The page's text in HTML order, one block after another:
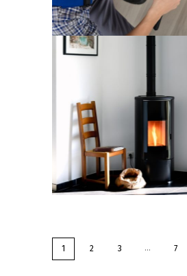
1 2 3 ... 7